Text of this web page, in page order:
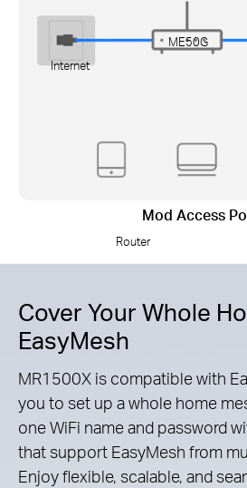
Internet
Router
ME50G
Mod Access
Cover Your Whole
EasyMesh
MR1500X is compatible with
you to set up a whole home
one WiFi name and password
that support EasyMesh from
Enjoy flexible, scalable, and